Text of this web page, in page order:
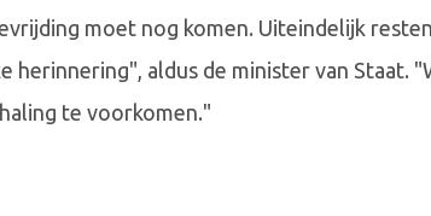
moet nog komen. Uiteindelijk
herinnering", aldus de minister van Staat.
te voorkomen."